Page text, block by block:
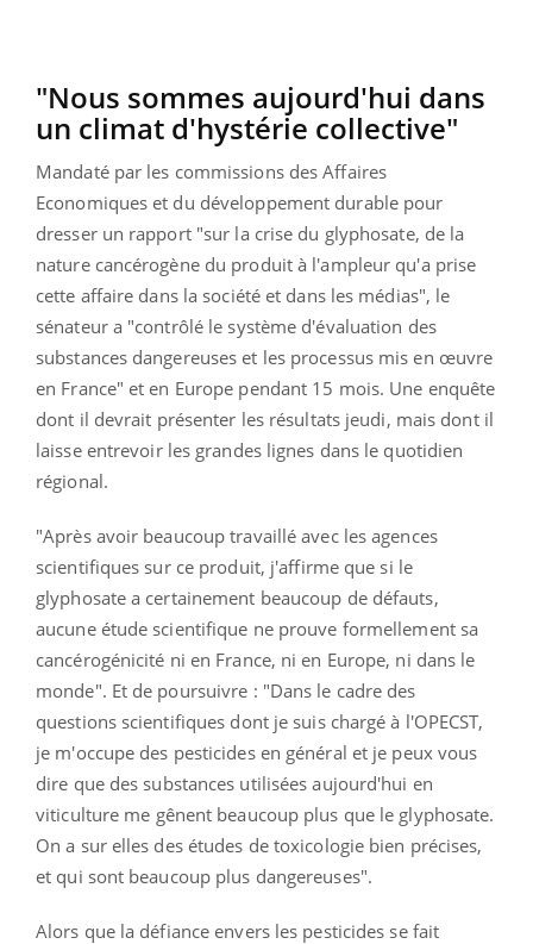
"Nous sommes aujourd'hui dans
un climat d'hystérie collective"
Mandaté par les commissions des Affaires
Economiques et du développement durable pour
dresser un rapport "sur la crise du glyphosate, de la
nature cancérogène du produit à l'ampleur qu'a prise
cette affaire dans la société et dans les médias", le
sénateur a "contrôlé le système d'évaluation des
substances dangereuses et les processus mis en œuvre
en France" et en Europe pendant 15 mois. Une enquête
dont il devrait présenter les résultats jeudi, mais dont il
laisse entrevoir les grandes lignes dans le quotidien
régional.
"Après avoir beaucoup travaillé avec les agences
scientifiques sur ce produit, j'affirme que si le
glyphosate a certainement beaucoup de défauts,
aucune étude scientifique ne prouve formellement sa
cancérogénicité ni en France, ni en Europe, ni dans le
monde". Et de poursuivre : "Dans le cadre des
questions scientifiques dont je suis chargé à l'OPECST,
je m'occupe des pesticides en général et je peux vous
dire que des substances utilisées aujourd'hui en
viticulture me gênent beaucoup plus que le glyphosate.
On a sur elles des études de toxicologie bien précises,
et qui sont beaucoup plus dangereuses".
Alors que la défiance envers les pesticides se fait